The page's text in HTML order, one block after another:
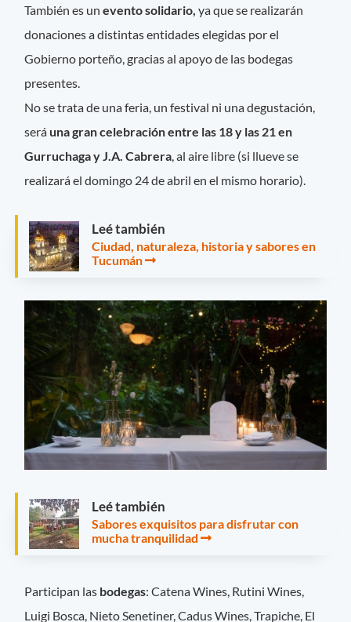
También es unevento solidario,ya que se realizarán
donaciones a distintas entidades elegidas por el
Gobierno porteño, gracias al apoyo de las bodegas
presentes.
No se trata de una feria, un festival ni una degustación,
será una gran celebración entre las 18 y las 21 en
Gurruchaga y J.A. Cabrera , al aire libre (si llueve se
realizará el domingo 24 de abril en el mismo horario).
Leé también
Ciudad, naturaleza, historia y sabores en
Tucumán
Leé también
Sabores exquisitos para disfrutar con
mucha tranquilidad
Participan las bodegas: Catena Wines, Rutini Wines,
Luigi Bosca, Nieto Senetiner, Cadus Wines, Trapiche, El